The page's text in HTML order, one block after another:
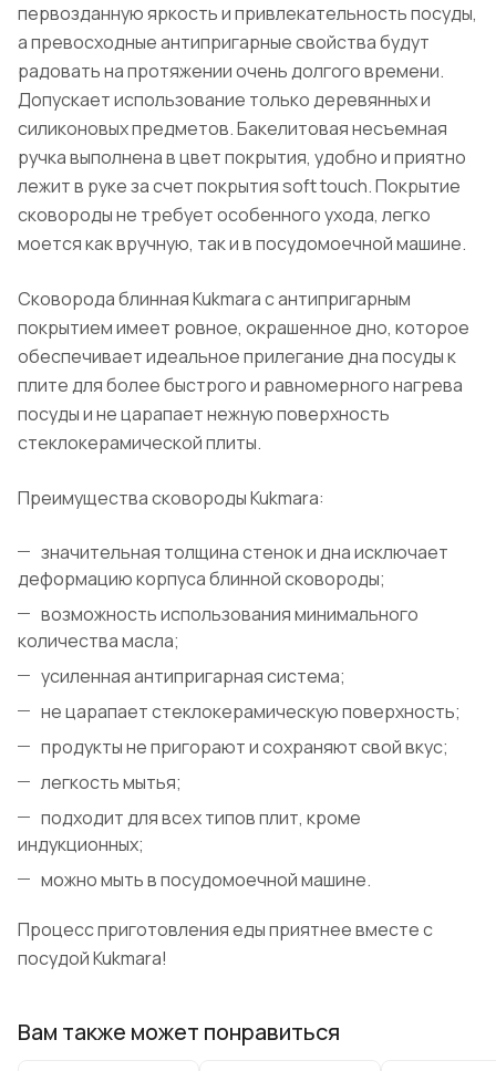
первозданную яркость и привлекательность посуды,
а превосходные антипригарные свойства будут
радовать на протяжении очень долгого времени.
Допускает использование только деревянных и
силиконовых предметов. Бакелитовая несъемная
ручка выполнена в цвет покрытия, удобно и приятно
лежит в руке за счет покрытия soft touch. Покрытие
сковороды не требует особенного ухода, легко
моется как вручную, так и в посудомоечной машине.
Сковорода блинная Kukmara с антипригарным
покрытием имеет ровное, окрашенное дно, которое
обеспечивает идеальное прилегание дна посуды к
плите для более быстрого и равномерного нагрева
посуды и не царапает нежную поверхность
стеклокерамической плиты.
Преимущества сковороды Kukmara:
значительная толщина стенок и дна исключает
деформацию корпуса блинной сковороды;
возможность использования минимального
количества масла;
усиленная антипригарная система;
не царапает стеклокерамическую поверхность;
продукты не пригорают и сохраняют свой вкус;
легкость мытья;
подходит для всех типов плит, кроме
индукционных;
можно мыть в посудомоечной машине.
Процесс приготовления еды приятнее вместе с
посудой Kukmara!
Вам также может понравиться